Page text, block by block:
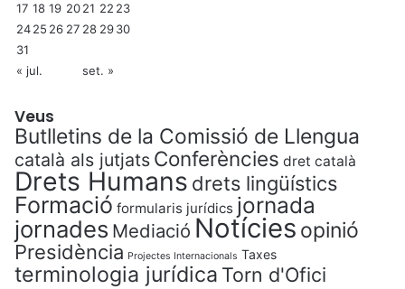
17 18 19 2021 22 23
2425 26 27 28 2930
31
« jul.
set. »
Veus
Butlletins de la Comissió de Llengua
català als jutjats Conferències dret català
Drets Humans drets lingüístics
Formació formularis jurídics jornada
jornades Mediació Notícies opinió
Presidència Projectes Internacionals Taxes
terminologia jurídica Torn d'Ofici